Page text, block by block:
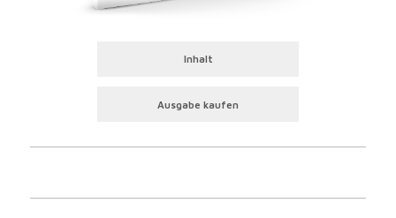
Inhalt
Ausgabe kaufen